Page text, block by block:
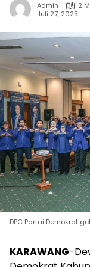
Admin
2
Juli 27, 2025
DPC Partai Demokrat
KARAWANG-